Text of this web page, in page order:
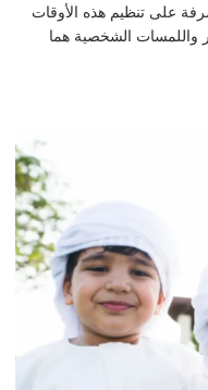
على تنظيم هذه الأوقات
واللمسات الشخصية هما